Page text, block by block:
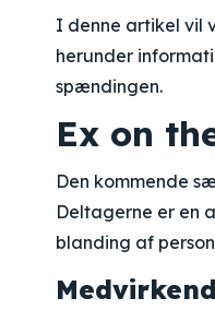
I denne artikel vil
herunder
spændingen.
Ex on
Den kommende
Deltagerne er en
blanding af